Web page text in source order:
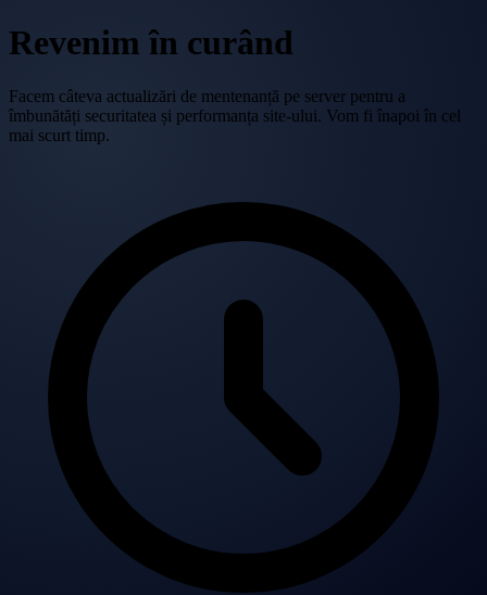
Revenim în curând
Facem câteva actualizări de mentenanță pe server pentru a
îmbunătăți securitatea și performanța site-ului. Vom fi înapoi în cel
mai scurt timp.